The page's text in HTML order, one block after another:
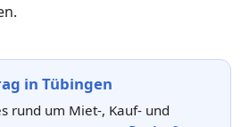
in Tübingen
rund um Miet-, Kauf- und